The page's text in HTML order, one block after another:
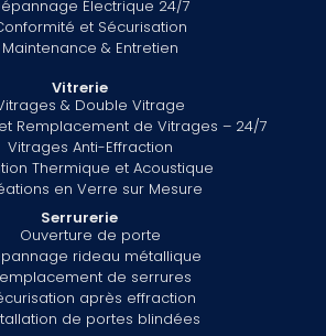
Électrique 24/7
et Sécurisation
Maintenance & Entretien
Vitrerie
& Double Vitrage
Remplacement de Vitrages – 24/7
Vitrages Anti-Effraction
Thermique et Acoustique
en Verre sur Mesure
Serrurerie
Ouverture de porte
rideau métallique
de serrures
après effraction
de portes blindées